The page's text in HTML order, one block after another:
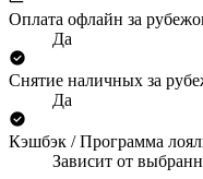
Оплата офлайн за
Да
Снятие наличных за
Да
Кэшбэк / Программа
Зависит от